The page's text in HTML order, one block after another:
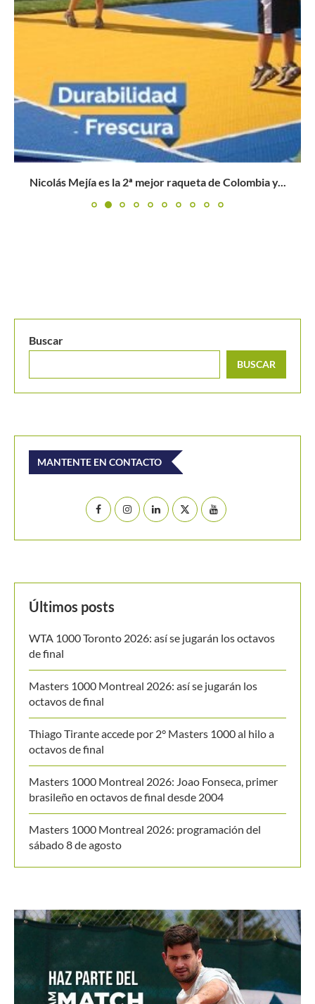
Nicolás Mejía es la 2ª mejor raqueta de Colombia y...
Buscar
BUSCAR
MANTENTE EN CONTACTO
Últimos posts
WTA 1000 Toronto 2026: así se jugarán los octavos
de final
Masters 1000 Montreal 2026: así se jugarán los
octavos de final
Thiago Tirante accede por 2° Masters 1000 al hilo a
octavos de final
Masters 1000 Montreal 2026: Joao Fonseca, primer
brasileño en octavos de final desde 2004
Masters 1000 Montreal 2026: programación del
sábado 8 de agosto